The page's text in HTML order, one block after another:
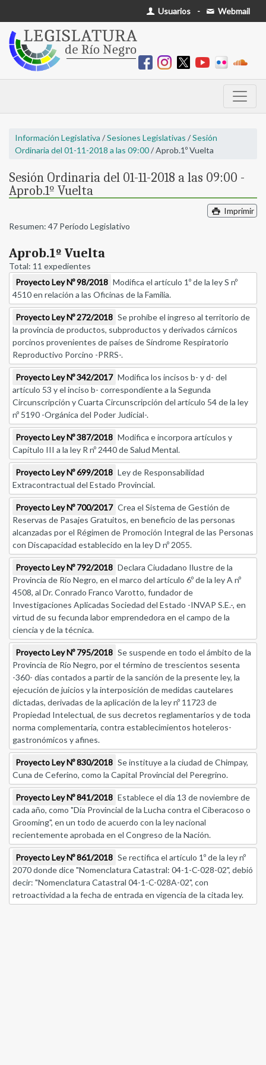
Usuarios - Webmail
Información Legislativa /Sesiones Legislativas /Sesión
Ordinaria del 01-11-2018 a las 09:00/ Aprob.1º Vuelta
Sesión Ordinaria del 01-11-2018 a las 09:00 -
Aprob.1º Vuelta
Imprimir
Resumen: 47 Período Legislativo
Aprob.1º Vuelta
Total: 11 expedientes
Proyecto Ley Nº 98/2018 Modifica el artículo 1º de la ley S nº
4510 en relación a las Oficinas de la Familia.
Proyecto Ley Nº 272/2018 Se prohíbe el ingreso al territorio de
la provincia de productos, subproductos y derivados cárnicos
porcinos provenientes de países de Síndrome Respiratorio
Reproductivo Porcino -PRRS-.
Proyecto Ley Nº 342/2017 Modifica los incisos b- y d- del
artículo 53 y el inciso b- correspondiente a la Segunda
Circunscripción y Cuarta Circunscripción del artículo 54 de la ley
nº 5190 -Orgánica del Poder Judicial-.
Proyecto Ley Nº 387/2018 Modifica e incorpora artículos y
Capítulo III a la ley R nº 2440 de Salud Mental.
Proyecto Ley Nº 699/2018 Ley de Responsabilidad
Extracontractual del Estado Provincial.
Proyecto Ley Nº 700/2017 Crea el Sistema de Gestión de
Reservas de Pasajes Gratuitos, en beneficio de las personas
alcanzadas por el Régimen de Promoción Integral de las Personas
con Discapacidad establecido en la ley D nº 2055.
Proyecto Ley Nº 792/2018 Declara Ciudadano Ilustre de la
Provincia de Río Negro, en el marco del artículo 6º de la ley A nº
4508, al Dr. Conrado Franco Varotto, fundador de
Investigaciones Aplicadas Sociedad del Estado -INVAP S.E.-, en
virtud de su fecunda labor emprendedora en el campo de la
ciencia y de la técnica.
Proyecto Ley Nº 795/2018 Se suspende en todo el ámbito de la
Provincia de Río Negro, por el término de trescientos sesenta
-360- días contados a partir de la sanción de la presente ley, la
ejecución de juicios y la interposición de medidas cautelares
dictadas, derivadas de la aplicación de la ley nº 11723 de
Propiedad Intelectual, de sus decretos reglamentarios y de toda
norma complementaria, contra establecimientos hoteleros-
gastronómicos y afines.
Proyecto Ley Nº 830/2018 Se instituye a la ciudad de Chimpay,
Cuna de Ceferino, como la Capital Provincial del Peregrino.
Proyecto Ley Nº 841/2018 Establece el día 13 de noviembre de
cada año, como "Día Provincial de la Lucha contra el Ciberacoso o
Grooming", en un todo de acuerdo con la ley nacional
recientemente aprobada en el Congreso de la Nación.
Proyecto Ley Nº 861/2018 Se rectifica el artículo 1º de la ley nº
2070 donde dice "Nomenclatura Catastral: 04-1-C-028-02", debió
decir: "Nomenclatura Catastral 04-1-C-028A-02", con
retroactividad a la fecha de entrada en vigencia de la citada ley.